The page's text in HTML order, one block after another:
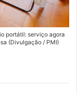
portátil: serviço agora
(Divulgação / PMI)